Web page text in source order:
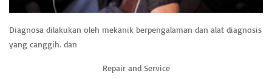
Diagnosa dilakukan oleh mekanik berpengalaman dan alat diagnosis
yang canggih. dan
Repair and Service